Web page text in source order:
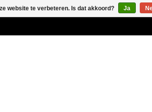
website te verbeteren. Is dat akkoord? Ja